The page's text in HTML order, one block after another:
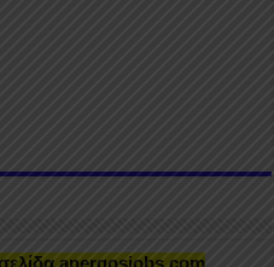
anergosjobs.com